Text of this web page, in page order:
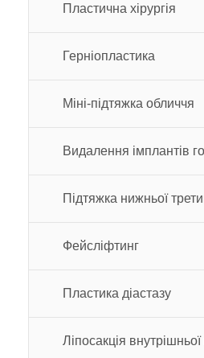
Пластична хірургія
Герніопластика
Міні-підтяжка обличчя
Видалення імплантів
Підтяжка нижньої
Фейсліфтинг
Пластика діастазу
Ліпосакція